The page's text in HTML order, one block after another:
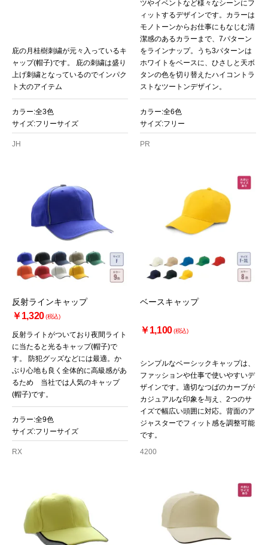
庇の月桂樹刺繍が元々入っているキ
ャップ(帽子)です。 庇の刺繍は盛り
上げ刺繍となっているのでインパク
ト大のアイテム
カラー:全3色
サイズ:フリーサイズ
JH
ツやイベントなど様々なシーンにフ
ィットするデザインです。カラーは
モノトーンからお仕事にもなじむ清
潔感のあるカラーまで、7パターン
をラインナップ。うち3パターンは
ホワイトをベースに、ひさしと天ボ
タンの色を切り替えたハイコントラ
ストなツートンデザイン。
カラー:全6色
サイズ:フリー
PR
反射ラインキャップ
￥1,320(税込)
反射ライトがついており夜間ライト
に当たると光るキャップ(帽子)で
す。 防犯グッズなどには最適。か
ぶり心地も良く全体的に高級感があ
るため 当社では人気のキャップ
(帽子)です。
カラー:全9色
サイズ:フリーサイズ
RX
ベースキャップ
￥1,100(税込)
シンプルなベーシックキャップは、
ファッションや仕事で使いやすいデ
ザインです。適切なつばのカーブが
カジュアルな印象を与え、2つのサ
イズで幅広い頭囲に対応。背面のア
ジャスターでフィット感を調整可能
です。
4200